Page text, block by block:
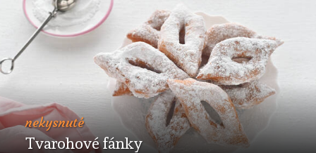
nekysnuté
Tvarohové fánky